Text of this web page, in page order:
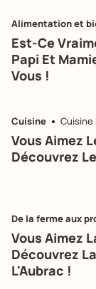
Alimentation et
Est-Ce
Papi Et
Vous !
Cuisine Cuisine
Vous Aimez
Découvrez
De la ferme aux
Vous Aimez
Découvrez
L'Aubrac !